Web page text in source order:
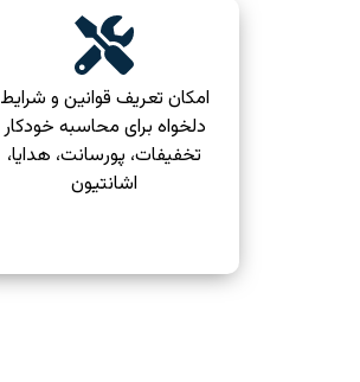
امکان تعریف قوانین و شرایط
دلخواه برای محاسبه خودکار
تخفیفات، پورسانت، هدایا،
اشانتیون